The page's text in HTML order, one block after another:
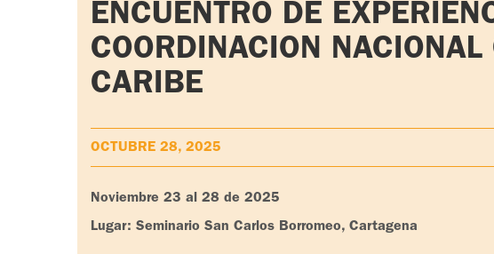
ENCUENTRO DE
COORDINACION
CARIBE
OCTUBRE 28, 2025
Noviembre 23 al 28 de 2025
Lugar: Seminario San Carlos Borromeo, Cartagena